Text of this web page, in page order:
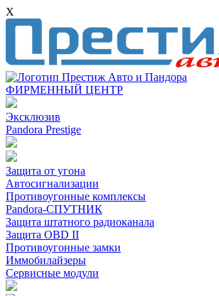
X
ФИРМЕННЫЙ ЦЕНТР
Эксклюзив
Pandora Prestige
Защита от угона
Автосигнализации
Противоугонные комплексы
Pandora-СПУТНИК
Защита штатного радиоканала
Защита OBD II
Противоугонные замки
Иммобилайзеры
Сервисные модули